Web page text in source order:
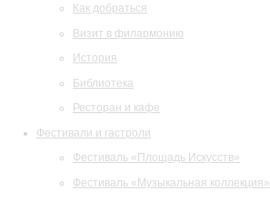
Как добраться
Визит в филармонию
История
Библиотека
Ресторан и кафе
Фестивали и гастроли
Фестиваль «Площадь Искусств»
Фестиваль «Музыкальная коллекция»